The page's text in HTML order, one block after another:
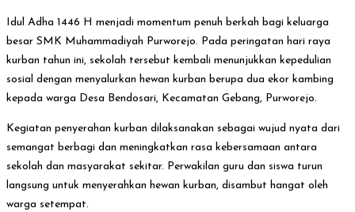
Idul Adha 1446 H menjadi momentum penuh berkah bagi keluarga
besar SMK Muhammadiyah Purworejo. Pada peringatan hari raya
kurban tahun ini, sekolah tersebut kembali menunjukkan kepedulian
sosial dengan menyalurkan hewan kurban berupa dua ekor kambing
kepada warga Desa Bendosari, Kecamatan Gebang, Purworejo.
Kegiatan penyerahan kurban dilaksanakan sebagai wujud nyata dari
semangat berbagi dan meningkatkan rasa kebersamaan antara
sekolah dan masyarakat sekitar. Perwakilan guru dan siswa turun
langsung untuk menyerahkan hewan kurban, disambut hangat oleh
warga setempat.